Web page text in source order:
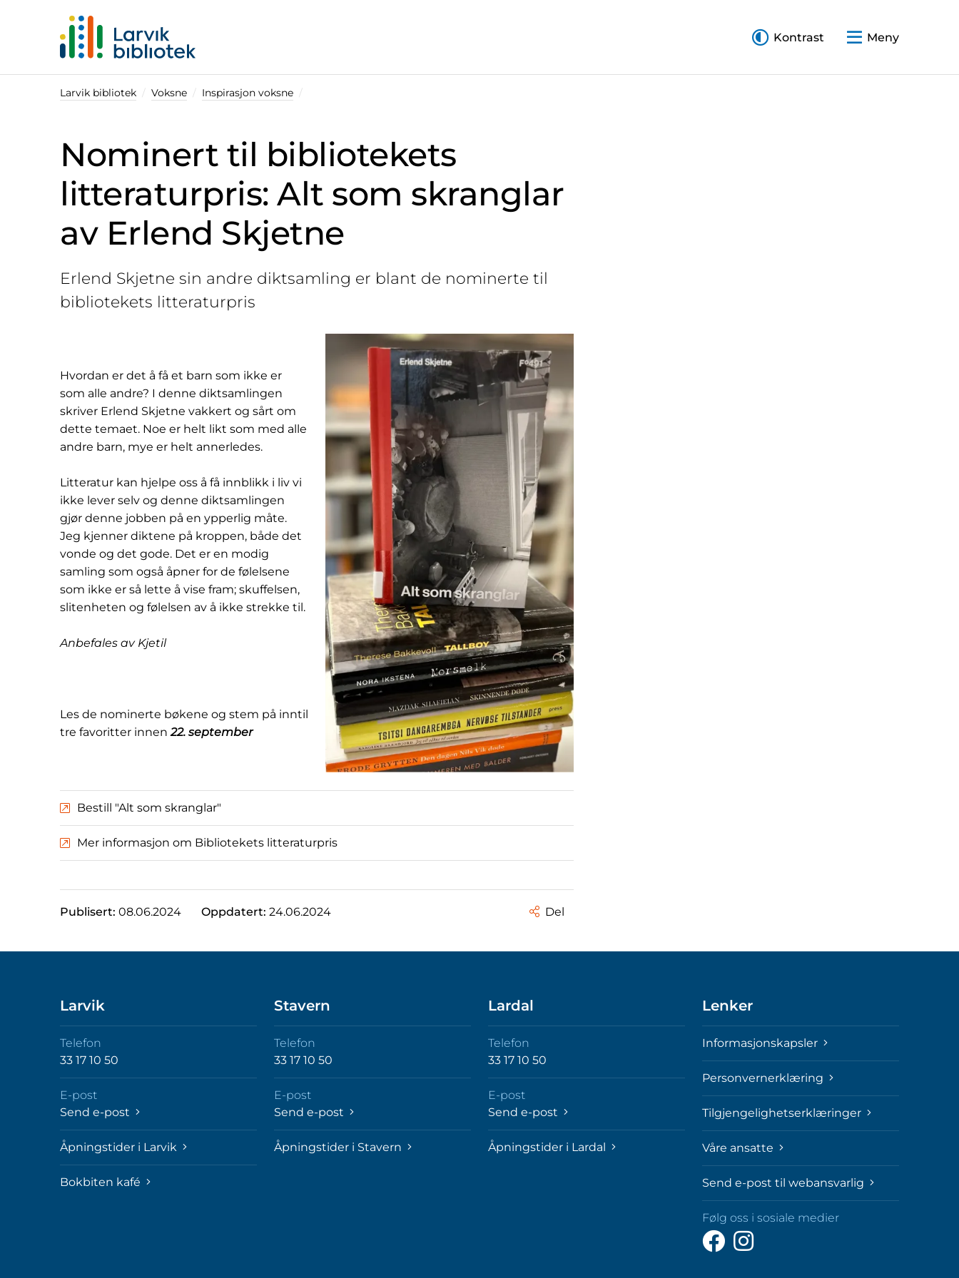
Kontrast Meny
Larvik bibliotek Voksne Inspirasjon voksne
Nominert til bibliotekets
litteraturpris: Alt som skranglar
av Erlend Skjetne
Erlend Skjetne sin andre diktsamling er blant de nominerte til
bibliotekets litteraturpris
Hvordan er det å få et barn som ikke er
som alle andre? I denne diktsamlingen
skriver Erlend Skjetne vakkert og sårt om
dette temaet. Noe er helt likt som med alle
andre barn, mye er helt annerledes.
Litteratur kan hjelpe oss å få innblikk i liv vi
ikke lever selv og denne diktsamlingen
gjør denne jobben på en ypperlig måte.
Jeg kjenner diktene på kroppen, både det
vonde og det gode. Det er en modig
samling som også åpner for de følelsene
som ikke er så lette å vise fram; skuffelsen,
slitenheten og følelsen av å ikke strekke til.
Anbefales av Kjetil
Les de nominerte bøkene og stem på inntil
tre favoritter innen22. september
Bestill "Alt som skranglar"
Mer informasjon om Bibliotekets litteraturpris
Publisert: 08.06.2024 Oppdatert: 24.06.2024 Del
Larvik
Telefon
33 17 10 50
E-post
Send e-post
Åpningstider i Larvik
Bokbiten kafé
Stavern
Telefon
33 17 10 50
E-post
Send e-post
Åpningstider i Stavern
Lardal
Telefon
33 17 10 50
E-post
Send e-post
Åpningstider i Lardal
Lenker
Informasjonskapsler
Personvernerklæring
Tilgjengelighetserklæringer
Våre ansatte
Send e-post til webansvarlig
Følg oss i sosiale medier
Følg
oss
Følg
oss